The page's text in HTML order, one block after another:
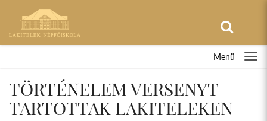
Menü
TÖRTÉNELEM VERSENYT
TARTOTTAK LAKITELEKEN